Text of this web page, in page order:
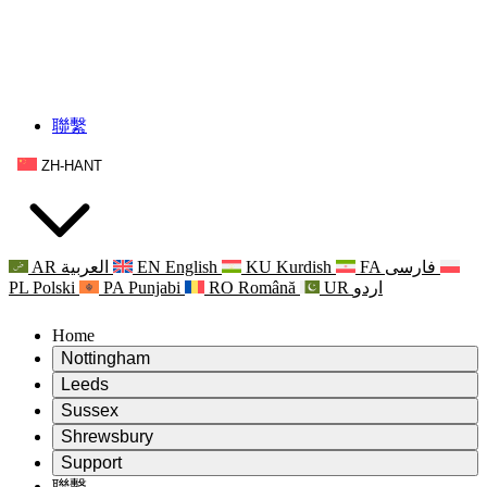
聯繫
ZH-HANT
AR العربية EN English KU Kurdish FA فارسی
PL Polski PA Punjabi RO Română UR اردو
Home
Nottingham
Review
評審主席
獨立審核小組
職權範圍
獨立審查最終報告
Leeds
Review
評審主席
獨立審核小組
職權範圍
Sussex
Review
評審主席
獨立審核小組
Shrewsbury
Review
產科複查的職權範圍
Support